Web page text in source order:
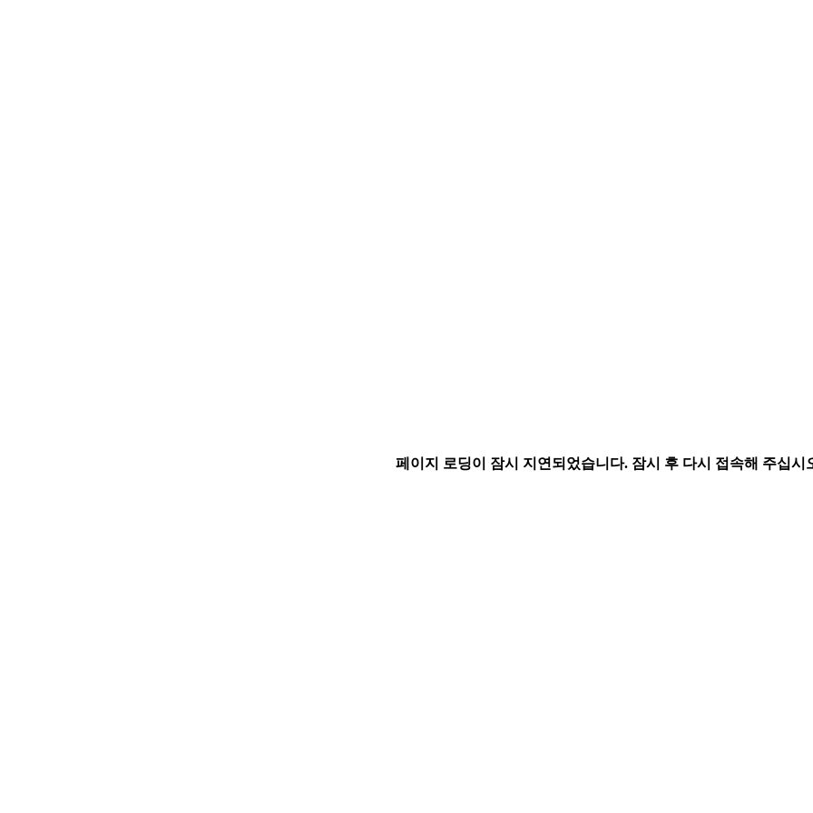
페이지 로딩이 잠시 지연되었습니다. 잠시 후 다시 접속해 주십시